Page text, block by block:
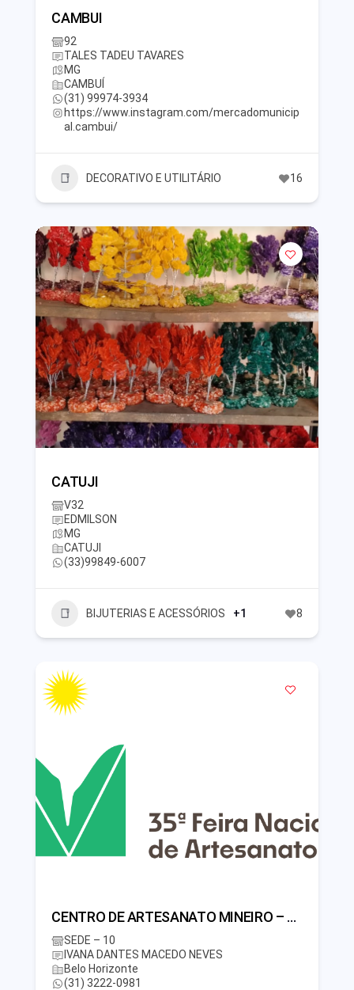
CAMBUI
92
TALES TADEU TAVARES
MG
CAMBUÍ
(31) 99974-3934
https://www.instagram.com/mercadomunicip
al.cambui/
DECORATIVO E UTILITÁRIO 16
CATUJI
V32
EDMILSON
MG
CATUJI
(33)99849-6007
BIJUTERIAS E ACESSÓRIOS +1 8
CENTRO DE ARTESANATO MINEIRO – CEART
SEDE – 10
IVANA DANTES MACEDO NEVES
Belo Horizonte
(31) 3222-0981